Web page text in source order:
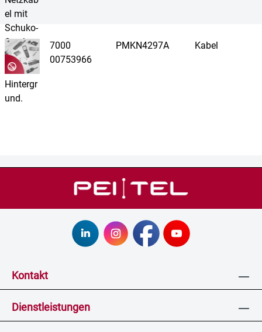
7000
00753966
PMKN4297A Kabel
Kontakt
Dienstleistungen